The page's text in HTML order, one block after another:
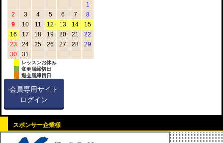
1
2
3 4 5 6 7
8
9
10 11 12 13 14
15
16
17 18 19 20 21
22
23
24 25 26 27 28
29
30
31
レッスンお休み
変更届締切日
退会届締切日
会員専用サイト
ログイン
スポンサー企業様